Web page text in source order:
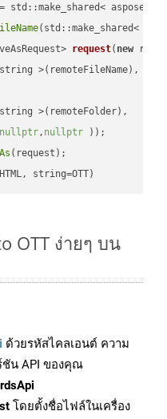
std::make_shared<
(std::make_shared<
request( new
>(remoteFileName),
>(remoteFolder),
nullptr, nullptr ))
(request);
string=OTT)
OTT ง่ายๆ บน
ด้วยรหัสไคลเอนต์ ความ
ชัน API ของคุณ
โดยตั้งชื่อไฟล์ในเครื่อง